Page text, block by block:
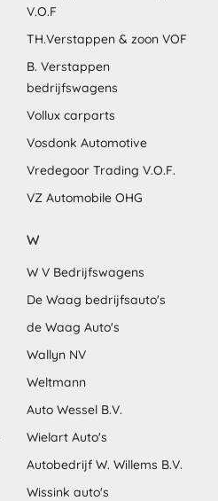
V.O.F
TH.Verstappen & zoon VOF
B. Verstappen
bedrijfswagens
Vollux carparts
Vosdonk Automotive
Vredegoor Trading V.O.F.
VZ Automobile OHG
W
W V Bedrijfswagens
De Waag bedrijfsauto's
de Waag Auto's
Wallyn NV
Weltmann
Auto Wessel B.V.
Wielart Auto's
Autobedrijf W. Willems B.V.
Wissink auto's